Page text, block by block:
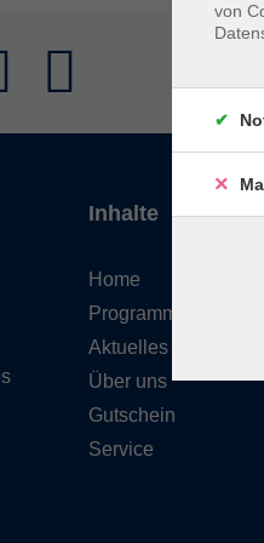
Inhalte
Home
Programmheft
Aktuelles
Über uns
Gutschein
Service
von